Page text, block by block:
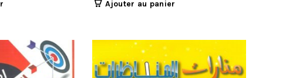
Ajouter au panier